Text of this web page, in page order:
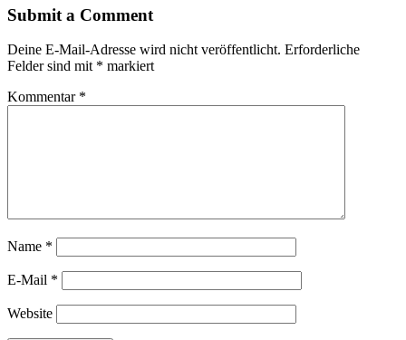
Submit a Comment
Deine E-Mail-Adresse wird nicht veröffentlicht. Erforderliche
Felder sind mit * markiert
Kommentar *
Name *
E-Mail *
Website